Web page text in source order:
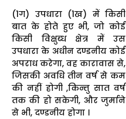
(1ग) उपधारा (1ख) में किसी
बात के होते हुए भी, जो कोई
किसी विक्षुब्ध क्षेत्र में उस
उपधारा के अधीन दण्डनीय कोई
अपराध करेगा, वह कारावास से,
जिसकी अवधि तीन वर्ष से कम
की नहीं होगी ,किन्तु सात वर्ष
तक की हो सकेगी, और जुर्माने
से भी, दण्डनीय होगा ।